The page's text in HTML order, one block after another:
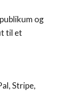
og
til et
Stripe,